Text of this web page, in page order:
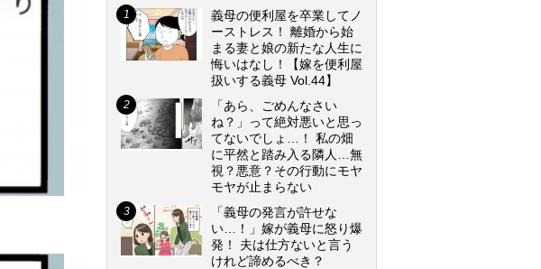
義母の便利屋を卒業してノ
ーストレス！ 離婚から始
まる妻と娘の新たな人生に
悔いはなし！【嫁を便利屋
扱いする義母 Vol.44】
「あら、ごめんなさい
ね？」って絶対悪いと思っ
てないでしょ…！ 私の畑
に平然と踏み入る隣人…無
視？悪意？その行動にモヤ
モヤが止まらない
「義母の発言が許せな
い…！」嫁が義母に怒り爆
発！ 夫は仕方ないと言う
けれど諦めるべき？